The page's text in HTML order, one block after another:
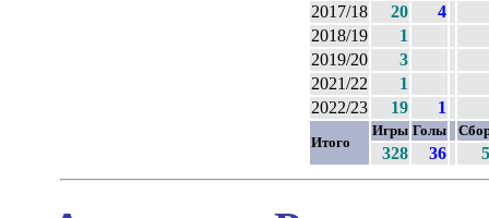
2017/18
20
4
2018/19
1
2019/20
3
2021/22
1
2022/23
19 1
Итого
Игры Голы
328 36 5